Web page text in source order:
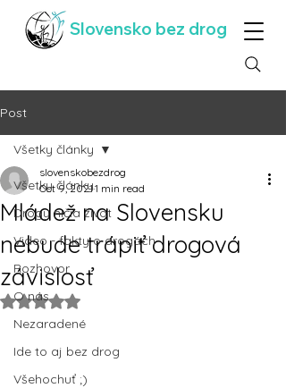
Slovensko bez drog
Post
Všetky články
Drogy ničia život
Video - fakty o drogách
Rozhovor
O nás
Nezaradené
Ide to aj bez drog
Všehochuť ;)
Všetky články
Mládež na Slovensku
nebude trápiť drogová
závislosť
slovenskobezdrog
Oct 9, 20211 min read
Rated NaN out of 5 stars.